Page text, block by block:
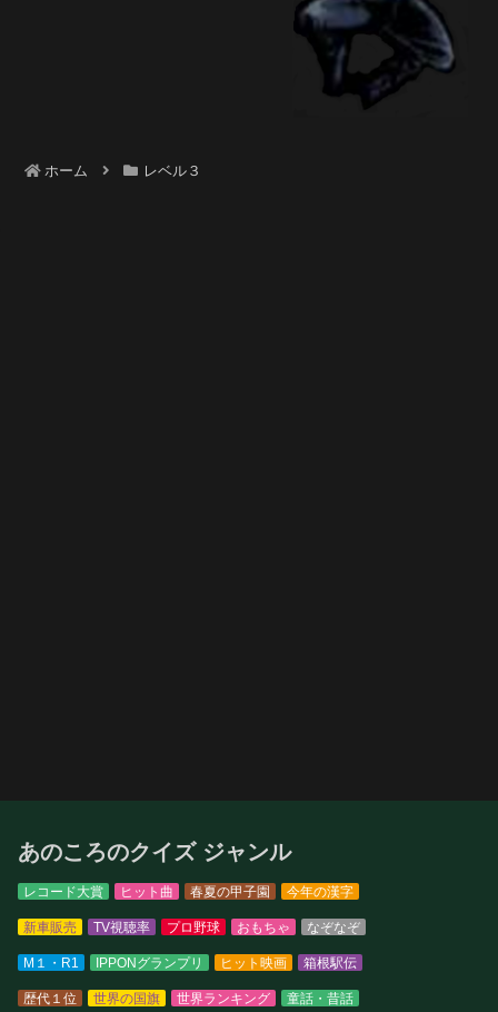
ホーム レベル３
あのころのクイズ ジャンル
レコード大賞 ヒット曲 春夏の甲子園 今年の漢字
新車販売 TV視聴率 プロ野球 おもちゃ なぞなぞ
M１・R1 IPPONグランプリ ヒット映画 箱根駅伝
歴代１位 世界の国旗 世界ランキング 童話・昔話